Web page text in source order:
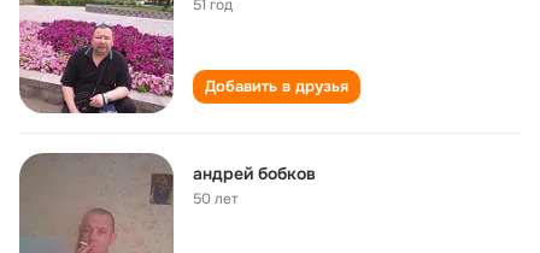
51 год
Добавить в друзья
андрей бобков
50 лет